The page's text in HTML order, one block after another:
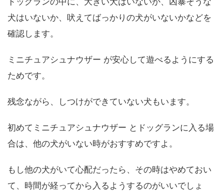
犬はいないか、吠えてばっかりの犬がいないかなどを
確認します。
ミニチュアシュナウザー が安心して遊べるようにする
ためです。
残念ながら、しつけができていない犬もいます。
初めてミニチュアシュナウザー とドッグランに入る場
合は、他の犬がいない時がおすすめですよ。
もし他の犬がいて心配だったら、その時はやめておい
て、時間が経ってから入るようするのがいいでしょ